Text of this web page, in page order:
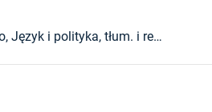
Łarysa Masenko, Język i polityka, tłum. i red. nauk. A. Bracki, Gdańsk 2012 : [recenzja].